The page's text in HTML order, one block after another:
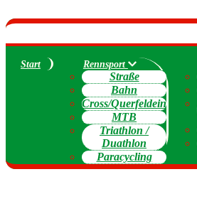
Start Rennsport
Straße
Bahn
Cross/Querfeldein
MTB
Triathlon /
Duathlon
Paracycling